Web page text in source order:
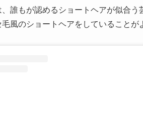
、誰もが認めるショートヘアが似合
風のショートヘアをしていること